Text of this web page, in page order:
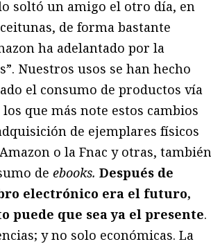
soltó un amigo el otro día, en
de forma bastante
ha adelantado por la
Nuestros usos se han hecho
el consumo de productos vía
que más note estos cambios
de ejemplares físicos
o la Fnac y otras, también
de ebooks. Después de
electrónico era el futuro,
puede que sea ya el presente.
y no solo económicas. La